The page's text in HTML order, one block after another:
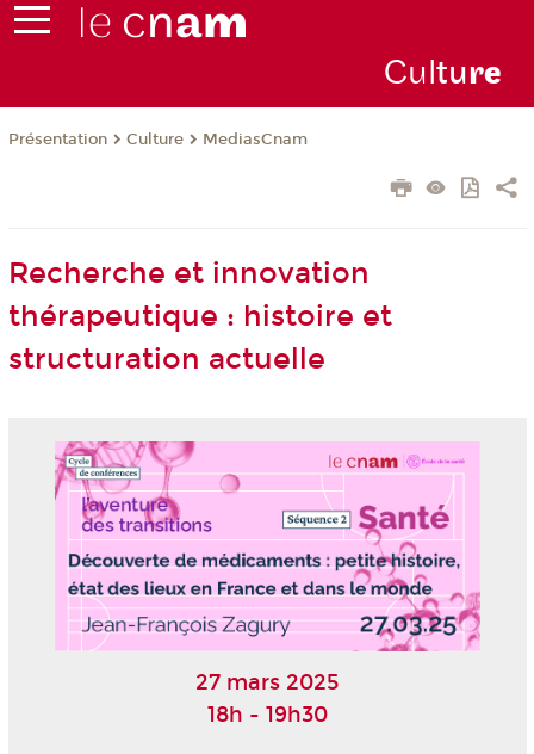
Culture
Présentation Culture MediasCnam
Recherche et innovation
thérapeutique : histoire et
structuration actuelle
27 mars 2025
18h - 19h30